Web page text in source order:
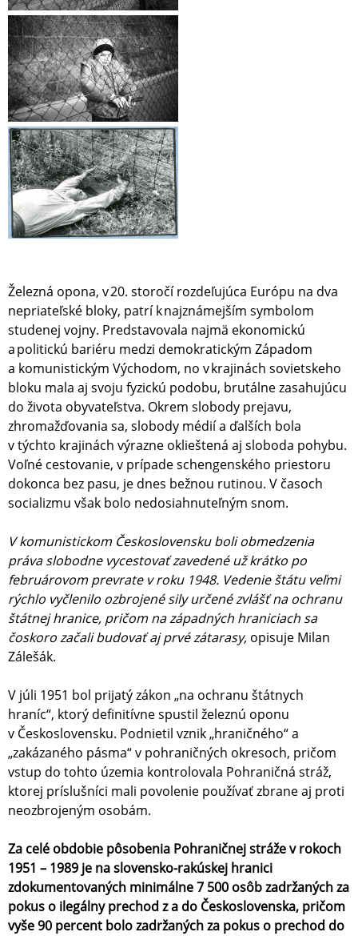
Železná opona, v 20. storočí rozdeľujúca Európu na dva
nepriateľské bloky, patrí k najznámejším symbolom
studenej vojny. Predstavovala najmä ekonomickú
a politickú bariéru medzi demokratickým Západom
a komunistickým Východom, no v krajinách sovietskeho
bloku mala aj svoju fyzickú podobu, brutálne zasahujúcu
do života obyvateľstva. Okrem slobody prejavu,
zhromažďovania sa, slobody médií a ďalších bola
v týchto krajinách výrazne oklieštená aj sloboda pohybu.
Voľné cestovanie, v prípade schengenského priestoru
dokonca bez pasu, je dnes bežnou rutinou. V časoch
socializmu však bolo nedosiahnuteľným snom.
V komunistickom Československu boli obmedzenia
práva slobodne vycestovať zavedené už krátko po
februárovom prevrate v roku 1948. Vedenie štátu veľmi
rýchlo vyčlenilo ozbrojené sily určené zvlášť na ochranu
štátnej hranice, pričom na západných hraniciach sa
čoskoro začali budovať aj prvé zátarasy, opisuje Milan
Zálešák.
V júli 1951 bol prijatý zákon „na ochranu štátnych
hraníc“, ktorý definitívne spustil železnú oponu
v Československu. Podnietil vznik „hraničného“ a
„zakázaného pásma“ v pohraničných okresoch, pričom
vstup do tohto územia kontrolovala Pohraničná stráž,
ktorej príslušníci mali povolenie používať zbrane aj proti
neozbrojeným osobám.
Za celé obdobie pôsobenia Pohraničnej stráže v rokoch
1951 – 1989 je na slovensko-rakúskej hranici
zdokumentovaných minimálne 7 500 osôb zadržaných za
pokus o ilegálny prechod z a do Československa, pričom
vyše 90 percent bolo zadržaných za pokus o prechod do